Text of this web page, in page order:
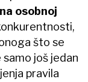
osobnoj
što se
još jedan
pravila